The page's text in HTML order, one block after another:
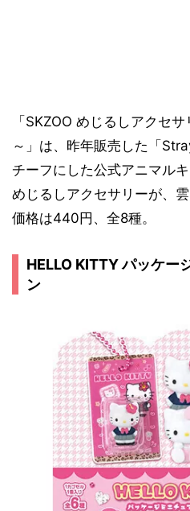
「SKZOO めじるしアクセ
～」は、昨年販売した「
チーフにした公式アニマル
めじるしアクセサリーが、
価格は440円、全8種。
HELLO KITTY パッケー
ン